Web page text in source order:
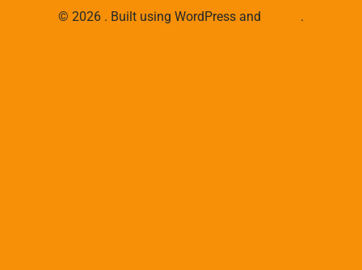
© 2026 . Built using WordPress and .